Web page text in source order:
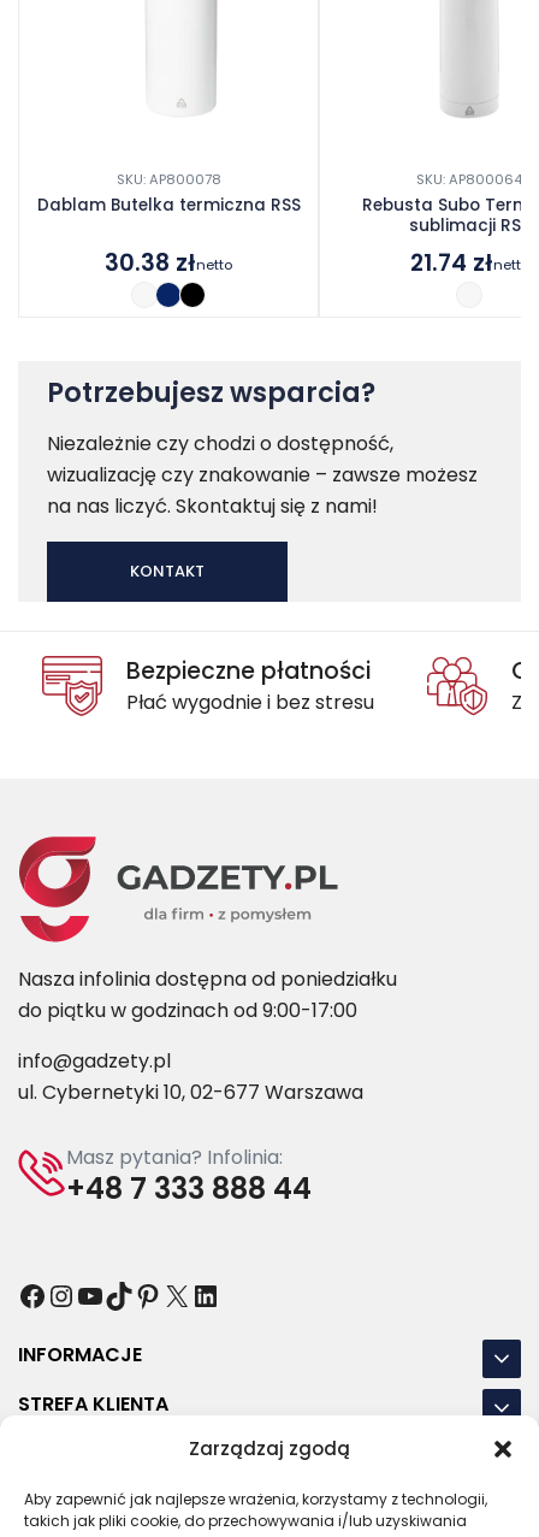
Zarządzaj zgodą
Aby zapewnić jak najlepsze wrażenia, korzystamy z technologii,
takich jak pliki cookie, do przechowywania i/lub uzyskiwania
SKU: AP800078
Dablam Butelka termiczna RSS
30.38 złnetto
SKU: AP800064
Rebusta Subo
sublimacji RSS
21.74 złnetto
Potrzebujesz wsparcia?
Niezależnie czy chodzi o dostępność,
wizualizację czy znakowanie – zawsze możesz
na nas liczyć. Skontaktuj się z nami!
KONTAKT
Bezpieczne płatności
Płać wygodnie i bez stresu
Nasza infolinia dostępna od poniedziałku
do piątku w godzinach od 9:00-17:00
info@gadzety.pl
ul. Cybernetyki 10, 02-677 Warszawa
Masz pytania? Infolinia:
+48 7 333 888 44
Facebook
Instagram
YouTube
TikTok
Pinterest
X LinkedIn
INFORMACJE
STREFA KLIENTA
NASZE LOKALIZACJE
OSTATNIE POSTY